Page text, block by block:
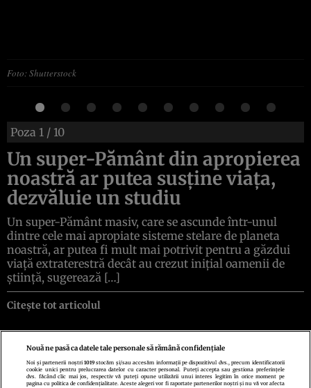
Foto: Shutterstock
Poza 1 / 10
Un super-Pământ din apropierea
noastră ar putea susține viața,
dezvăluie un studiu
Un super-Pământ masiv, care se ascunde într-unul
dintre cele mai apropiate sisteme stelare de planeta
noastră, ar putea fi mult mai potrivit pentru a găzdui
viață extraterestră decât au crezut inițial oamenii de
știință, sugerează […]
Citește tot articolul
Politica de confidenţialitatePolitica de cookiesTermeni şi condiţii
Echipa redacționalăContactSetări Cookies
Nouă ne pasă ca datele tale personale să rămână confidențiale
Noi și partenerii noștri1019 stocăm și/sau accesăm informații pe dispozitivul dvs., precum identificatorii
cookie unici pentru prelucrarea datelor cu caracter personal. Puteți accepta sau gestiona preferințele
dvs. făcând clic mai jos, respectiv vă puteți opune utilizării unui interes legitim în orice moment pe
pagina cu politica de confidențialitate. Aceste alegeri vor fi raportate partenerilor noștri și nu vă vor afecta